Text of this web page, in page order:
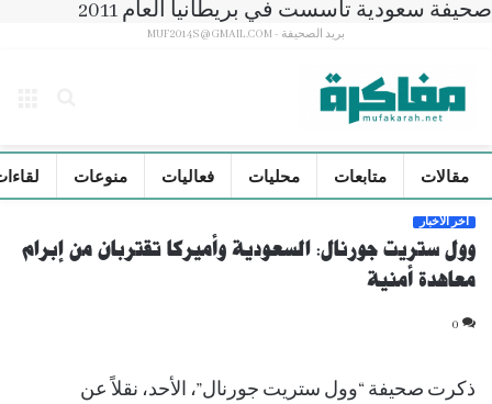
صحيفة سعودية تأسست في بريطانيا العام 2011
بريد الصحيفة - MUF2014S@GMAIL.COM
مقالات متابعات محليات فعاليات منوعات
آخر الأخبار
وول ستريت جورنال: السعودية وأميركا تقتربان من إبرام
معاهدة أمنية
0
ذكرت صحيفة “وول ستريت جورنال”، الأحد، نقلاً عن